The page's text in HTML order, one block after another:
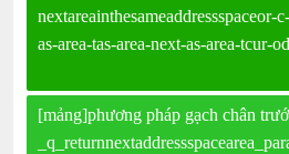
nextareainthesameaddressspaceor-
as-area-tas-area-next-as-area-
[mảng]phương pháp gạch chân